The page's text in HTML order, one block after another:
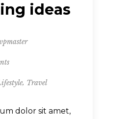
ideas
, Travel
dolor sit amet,